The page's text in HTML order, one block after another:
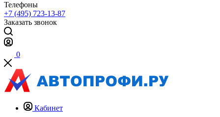
Телефоны
+7 (495) 723-13-87
Заказать звонок
0
Кабинет